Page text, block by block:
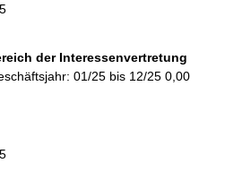
der Interessenvertretung
01/25 bis 12/25 0,00